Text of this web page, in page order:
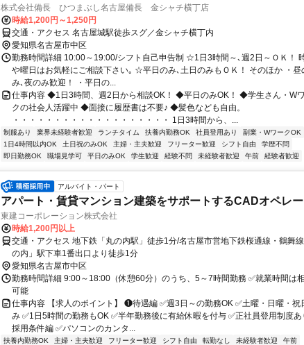
株式会社備長 ひつまぶし名古屋備長 金シャチ横丁店
時給1,200円～1,250円
交通・アクセス 名古屋城駅徒歩スグ／金シャチ横丁内
愛知県名古屋市中区
勤務時間詳細 10:00～19:00/シフト自己申告制 ☆1日3時間～､週2日～ＯＫ！
や曜日はお気軽にご相談下さい｡ ☆平日のみ､土日のみもＯＫ！ そのほか ・昼
み､夜のみ歓迎！ ・平日の...
仕事内容 ◆1日3時間、週2日から相談OK！ ◆平日のみOK！ ◆学生さん・W
クの社会人活躍中 ◆面接に履歴書は不要♪ ◆髪色なども自由。
・・・・・・・・・・・・・・・・・・・ 1日3時間から、...
制服あり 業界未経験者歓迎 ランチタイム 扶養内勤務OK 社員登用あり
副業・WワークOK
1日4時間以内OK
土日祝のみOK 主婦・主夫歓迎 フリーター歓迎 シフト自由
学歴不問
即日勤務OK
職場見学可 平日のみOK 学生歓迎 経験不問 未経験者歓迎 午前 経験者歓迎
アルバイト・パート
アパート・賃貸マンション建築をサポートするCADオペレ
東建コーポレーション株式会社
時給1,200円以上
交通・アクセス 地下鉄「丸の内駅」徒歩1分/名古屋市営地下鉄桜通線・鶴舞
の内」駅下車1番出口より徒歩1分
愛知県名古屋市中区
勤務時間詳細 9:00～18:00（休憩60分）のうち、5～7時間勤務 ✅就業時間は
可能
仕事内容 【求人のポイント】 ❶待遇編 ✅週3日～の勤務OK ✅土曜・日曜・祝
み ✅1日5時間の勤務もOK ✅半年勤務後に有給休暇を付与 ✅正社員登用制度
採用条件編 ✅パソコンのカンタ...
扶養内勤務OK 主婦・主夫歓迎 フリーター歓迎 シフト自由 転勤なし 未経験者歓迎
午前